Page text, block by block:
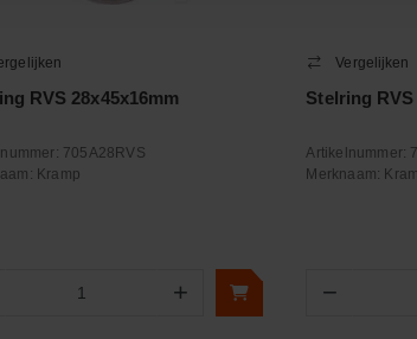
RVS 28x45x16mm
705A28RVS
Kramp
+
Vergelijken
Stelring RVS
Artikelnummer:
Merknaam:
−